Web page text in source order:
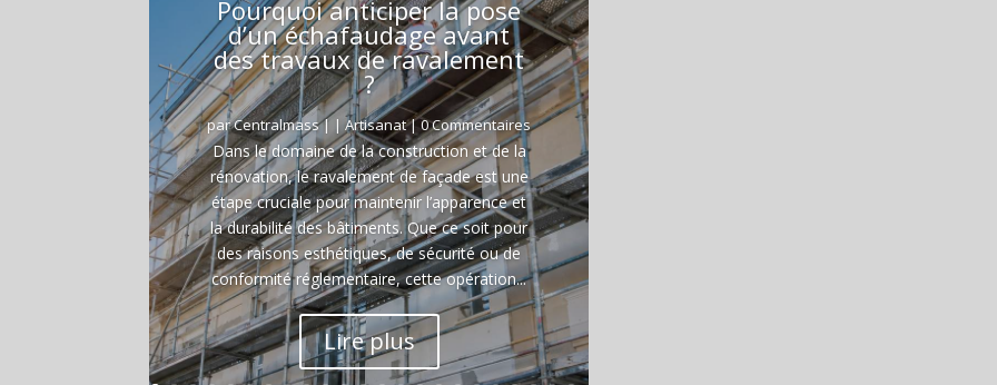
Pourquoi anticiper la pose
d’un échafaudage avant
des travaux de ravalement
?
parCentralmass| |Artisanat| 0 Commentaires
Dans le domaine de la construction et de la
rénovation, le ravalement de façade est une
étape cruciale pour maintenir l’apparence et
la durabilité des bâtiments. Que ce soit pour
des raisons esthétiques, de sécurité ou de
conformité réglementaire, cette opération...
Lire plus